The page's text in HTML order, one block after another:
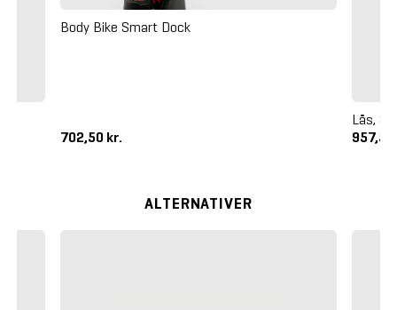
Body Bike Smart Dock
702,50 kr.
Lås,
ALTERNATIVER